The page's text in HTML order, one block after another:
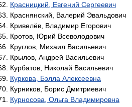
Красницкий, Евгений Сергеевич
Краснянский, Валерий Эвальдович
Кривелёв, Владимир Егорович
Кротов, Юрий Всеволодович
Круглов, Михаил Васильевич
Крылов, Андрей Васильевич
Курбатов, Николай Васильевич
Куркова, Бэлла Алексеевна
Курников, Борис Дмитриевич
Курносова, Ольга Владимировна